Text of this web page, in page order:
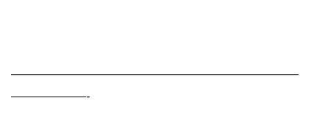
———————————————————————
——————-